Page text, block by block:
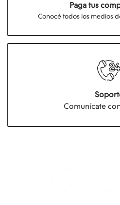
Paga tus
Conocé todos los medios
Comunícate